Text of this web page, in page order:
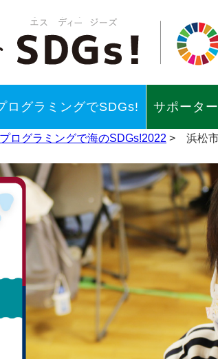
ログラミングでSDGs! サポータ
プログラミングで海のSDGs!2022 > 浜松市